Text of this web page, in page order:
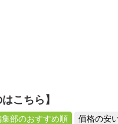
こちら】
集部のおすすめ順 価格の安